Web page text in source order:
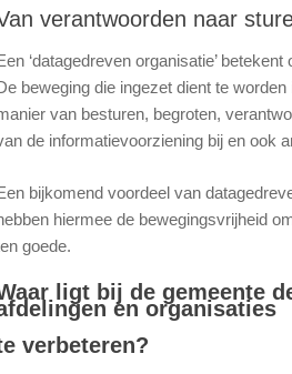
verantwoorden naar
‘datagedreven organisatie’
beweging die ingezet dient te
van besturen, begroten,
de informatievoorziening bij en ook
bijkomend voordeel van
hiermee de bewegingsvrijheid
goede.
ligt bij de gemeente
en organisaties
verbeteren?